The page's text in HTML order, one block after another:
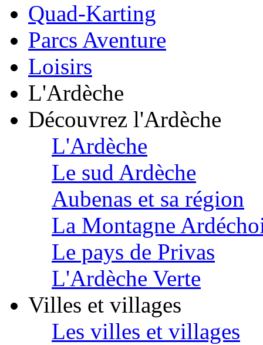
Quad-Karting
Parcs Aventure
Loisirs
L'Ardèche
Découvrez l'Ardèche
L'Ardèche
Le sud Ardèche
Aubenas et sa région
La Montagne
Le pays de Privas
L'Ardèche Verte
Villes et villages
Les villes et villages